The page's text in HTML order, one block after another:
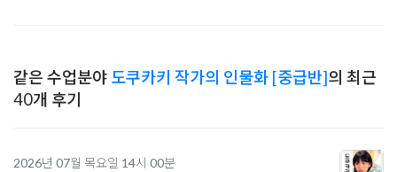
같은 수업분야 도쿠카키 작가의 인물화 [중급반]의 최근
40개 후기
2026년 07월 목요일 14시 00분